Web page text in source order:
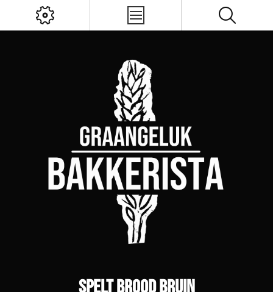
Spelt brood bruin